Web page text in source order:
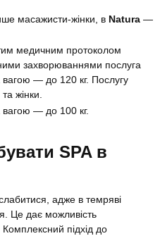
масажисти-жінки, в Natura —
медичним протоколом
захворюваннями послуга
— до 120 кг. Послугу
жінки.
— до 100 кг.
SPA в
адже в темряві
Це дає можливість
підхід до